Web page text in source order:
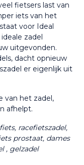
fietsers last van
iets van het
voor Ideal
zadel
uitgevonden.
dacht opnieuw
er eigenlijk uit
van het zadel,
afhelpt.
racefietszadel,
prostaat, dames
, gelzadel